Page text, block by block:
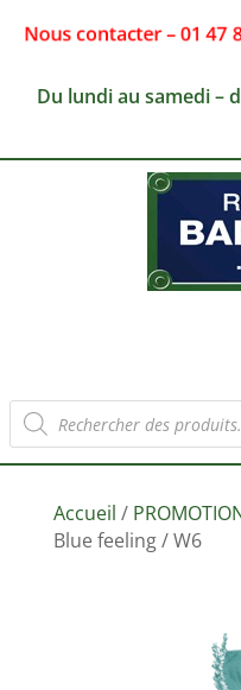
Nous contacter – 01 47
Du lundi au samedi –
Recherche
de
produits
Accueil /
Blue feeling / W6